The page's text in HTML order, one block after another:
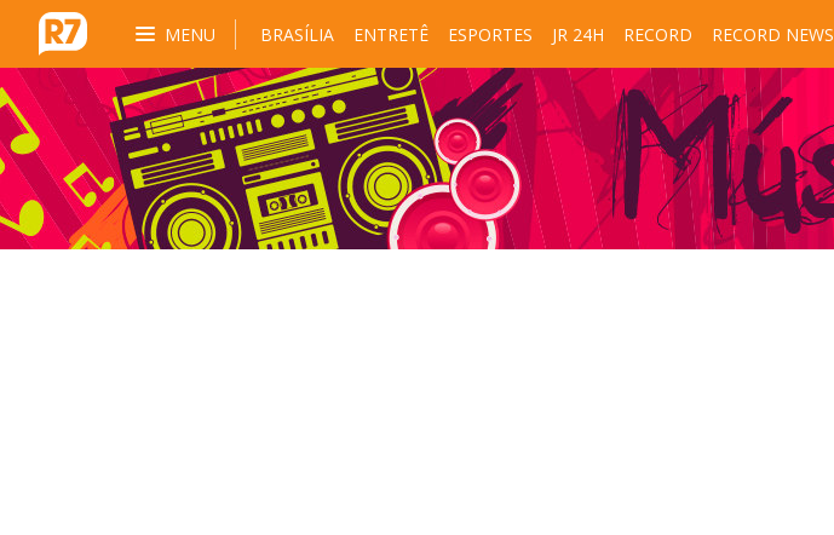
MENU BRASÍLIA ENTRETÊ ESPORTES JR 24H RECORD RECORD NEWS